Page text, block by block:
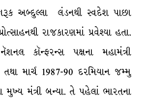
અબ્દુલ્લા લંડનથી સ્વદેશ પાછા
રાજકારણમાં પ્રવેશ્યા હતા.
કૉન્ફરન્સ પક્ષના મહામંત્રી
તથા માર્ચ 1987-90 દરમિયાન જમ્મુ
મુખ્ય મંત્રી બન્યા. તે પહેલાં ભારતના